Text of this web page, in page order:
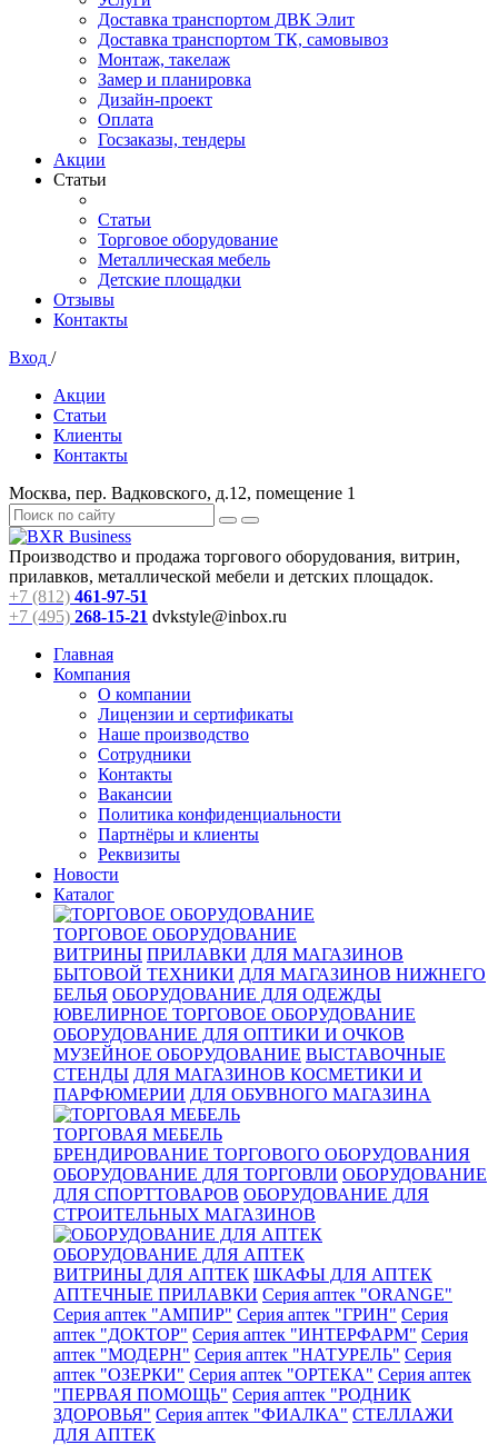
Доставка транспортом ДВК Элит
Доставка транспортом ТК, самовывоз
Монтаж, такелаж
Замер и планировка
Дизайн-проект
Оплата
Госзаказы, тендеры
Акции
Статьи
Статьи
Торговое оборудование
Металлическая мебель
Детские площадки
Отзывы
Контакты
Вход /
Акции
Статьи
Клиенты
Контакты
Москва, пер. Вадковского, д.12, помещение 1
Производство и продажа торгового оборудования, витрин,
прилавков, металлической мебели и детских площадок.
+7 (812) 461-97-51
+7 (495) 268-15-21 dvkstyle@inbox.ru
Главная
Компания
О компании
Лицензии и сертификаты
Наше производство
Сотрудники
Контакты
Вакансии
Политика конфиденциальности
Партнёры и клиенты
Реквизиты
Новости
Каталог
ТОРГОВОЕ ОБОРУДОВАНИЕ
ВИТРИНЫ ПРИЛАВКИ ДЛЯ МАГАЗИНОВ
БЫТОВОЙ ТЕХНИКИ ДЛЯ МАГАЗИНОВ НИЖНЕГО
БЕЛЬЯ ОБОРУДОВАНИЕ ДЛЯ ОДЕЖДЫ
ЮВЕЛИРНОЕ ТОРГОВОЕ ОБОРУДОВАНИЕ
ОБОРУДОВАНИЕ ДЛЯ ОПТИКИ И ОЧКОВ
МУЗЕЙНОЕ ОБОРУДОВАНИЕ ВЫСТАВОЧНЫЕ
СТЕНДЫ ДЛЯ МАГАЗИНОВ КОСМЕТИКИ И
ПАРФЮМЕРИИ ДЛЯ ОБУВНОГО МАГАЗИНА
ТОРГОВАЯ МЕБЕЛЬ
БРЕНДИРОВАНИЕ ТОРГОВОГО ОБОРУДОВАНИЯ
ОБОРУДОВАНИЕ ДЛЯ ТОРГОВЛИ ОБОРУДОВАНИЕ
ДЛЯ СПОРТТОВАРОВ ОБОРУДОВАНИЕ ДЛЯ
СТРОИТЕЛЬНЫХ МАГАЗИНОВ
ОБОРУДОВАНИЕ ДЛЯ АПТЕК
ВИТРИНЫ ДЛЯ АПТЕК ШКАФЫ ДЛЯ АПТЕК
АПТЕЧНЫЕ ПРИЛАВКИ Серия аптек "ORANGE"
Серия аптек "АМПИР" Серия аптек "ГРИН" Серия
аптек "ДОКТОР" Серия аптек "ИНТЕРФАРМ" Серия
аптек "МОДЕРН" Серия аптек "НАТУРЕЛЬ" Серия
аптек "ОЗЕРКИ" Серия аптек "ОРТЕКА" Серия аптек
"ПЕРВАЯ ПОМОЩЬ" Серия аптек "РОДНИК
ЗДОРОВЬЯ" Серия аптек "ФИАЛКА" СТЕЛЛАЖИ
ДЛЯ АПТЕК